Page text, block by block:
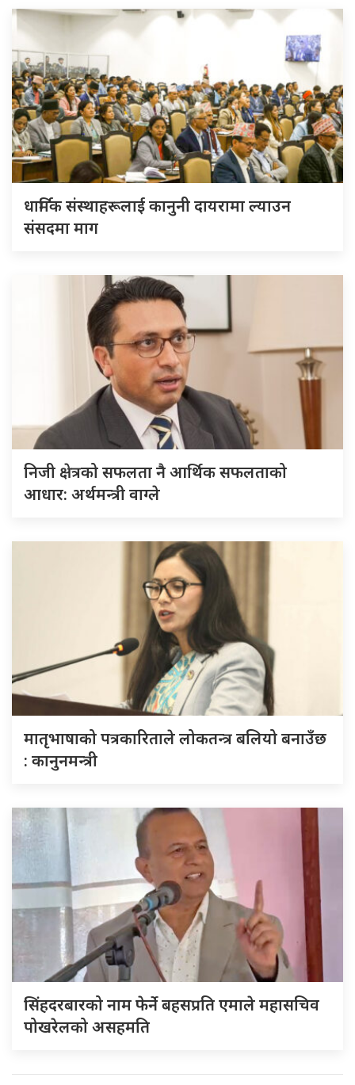
धार्मिक संस्थाहरूलाई कानुनी दायरामा ल्याउन
संसदमा माग
निजी क्षेत्रको सफलता नै आर्थिक सफलताको
आधार: अर्थमन्त्री वाग्ले
मातृभाषाको पत्रकारिताले लोकतन्त्र बलियो बनाउँछ
: कानुनमन्त्री
सिंहदरबारको नाम फेर्ने बहसप्रति एमाले महासचिव
पोखरेलको असहमति